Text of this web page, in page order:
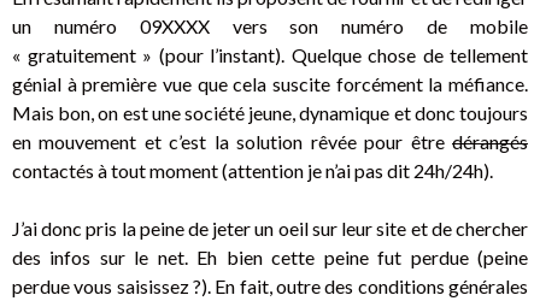
un numéro 09XXXX vers son numéro de mobile
« gratuitement » (pour l’instant). Quelque chose de tellement
génial à première vue que cela suscite forcément la méfiance.
Mais bon, on est une société jeune, dynamique et donc toujours
en mouvement et c’est la solution rêvée pour être dérangés
contactés à tout moment (attention je n’ai pas dit 24h/24h).
J’ai donc pris la peine de jeter un oeil sur leur site et de chercher
des infos sur le net. Eh bien cette peine fut perdue (peine
perdue vous saisissez ?). En fait, outre des conditions générales